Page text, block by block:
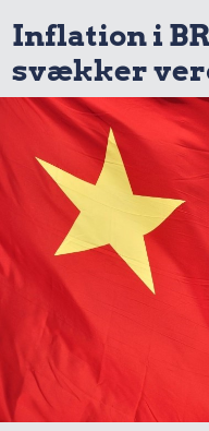
Inflation i
svækker